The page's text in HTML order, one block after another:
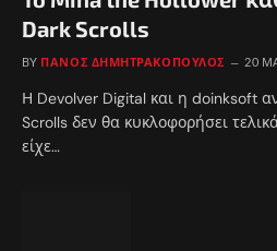
Dark Scrolls
BY ΠΆΝΟΣ ΔΗΜΗΤΡΑΚΌΠΟΥΛΟΣ 20
Η Devolver Digital και η doinksoft
Scrolls δεν θα κυκλοφορήσει
είχε…